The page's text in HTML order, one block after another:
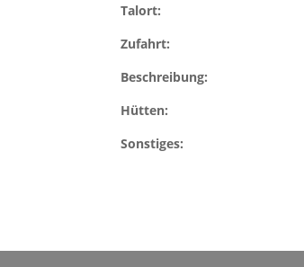
Talort:
Zufahrt:
Beschreibung:
Hütten:
Sonstiges: